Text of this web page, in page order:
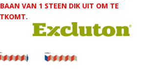
VAN 1 STEEN DIK UIT OM TE